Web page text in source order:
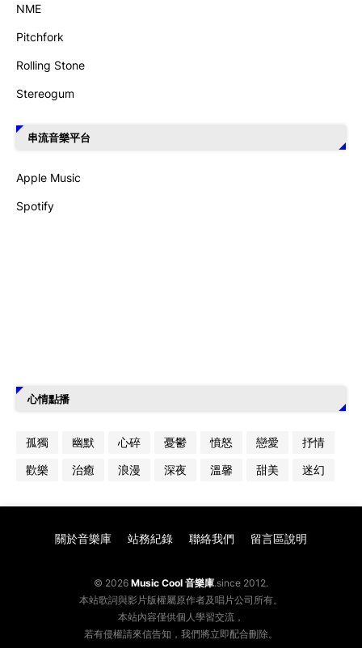
NME
Pitchfork
Rolling Stone
Stereogum
串流音樂平台
Apple Music
Spotify
心情點播
孤獨 幽默 心碎 憂鬱 憤怒 戀愛
抒情
歡樂
治癒 浪漫 深夜 溫馨 甜美 迷幻
© 2026 Music Cool 音樂庫.since 2012.
本站歌詞與影片版權屬原作者及唱片公司所有。
本站內容僅供個人學習交流，
若有侵權請來信告知，我們將立即配合刪除。
關於音樂庫 站務紀錄 聯絡我們 留言區說明